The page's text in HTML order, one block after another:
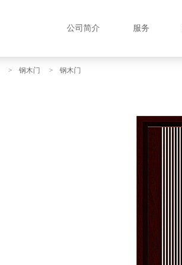
公司简介 服务
> 钢木门 > 钢木门